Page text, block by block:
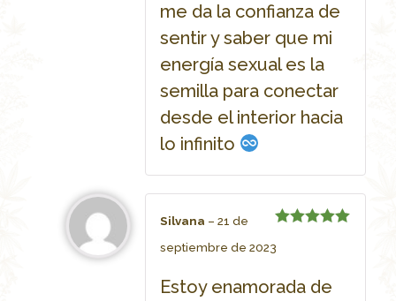
me da la confianza de
sentir y saber que mi
energía sexual es la
semilla para conectar
desde el interior hacia
lo infinito
out of 5
Silvana – 21 de
septiembre de 2023
Estoy enamorada de